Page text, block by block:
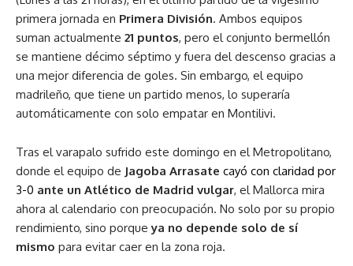
primera jornada en Primera División. Ambos equipos
suman actualmente 21 puntos, pero el conjunto bermellón
se mantiene décimo séptimo y fuera del descenso gracias a
una mejor diferencia de goles. Sin embargo, el equipo
madrileño, que tiene un partido menos, lo superaría
automáticamente con solo empatar en Montilivi.
Tras el varapalo sufrido este domingo en el Metropolitano,
donde el equipo de Jagoba Arrasate cayó con claridad por
3-0 ante un Atlético de Madrid vulgar, el Mallorca mira
ahora al calendario con preocupación. No solo por su propio
rendimiento, sino porqueya no depende solo de sí
mismo para evitar caer en la zona roja.